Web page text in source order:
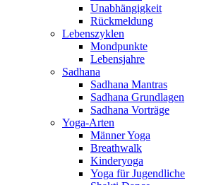
Unabhängigkeit
Rückmeldung
Lebenszyklen
Mondpunkte
Lebensjahre
Sadhana
Sadhana Mantras
Sadhana Grundlagen
Sadhana Vorträge
Yoga-Arten
Männer Yoga
Breathwalk
Kinderyoga
Yoga für Jugendliche